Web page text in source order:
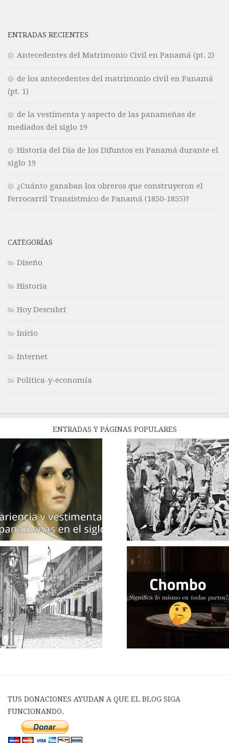
ENTRADAS RECIENTES
Antecedentes del Matrimonio Civil en Panamá (pt. 2)
de los antecedentes del matrimonio civil en Panamá
(pt. 1)
de la vestimenta y aspecto de las panameñas de
mediados del siglo 19
Historia del Día de los Difuntos en Panamá durante el
siglo 19
¿Cuánto ganaban los obreros que construyeron el
Ferrocarril Transístmico de Panamá (1850-1855)?
CATEGORÍAS
Diseño
Historia
Hoy Descubrí
Inicio
Internet
Politica-y-economía
ENTRADAS Y PÁGINAS POPULARES
TUS DONACIONES AYUDAN A QUE EL BLOG SIGA
FUNCIONANDO.